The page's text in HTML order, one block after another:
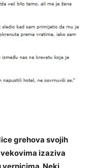
grehova svojih
izaziva